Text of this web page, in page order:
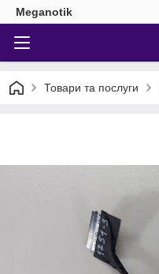
Meganotik
Товари та послуги